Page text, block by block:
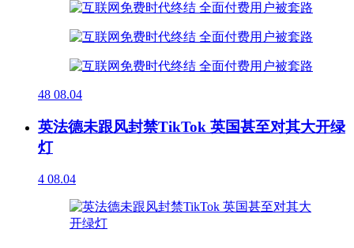
48 08.04
英法德未跟风封禁TikTok 英国甚至对其大开绿
灯
4 08.04